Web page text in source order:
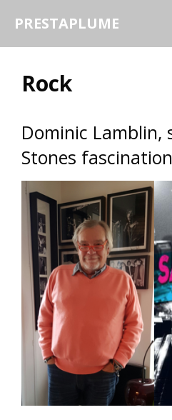
PRESTAPLUME
Rock
Dominic Lamblin,
Stones fascination